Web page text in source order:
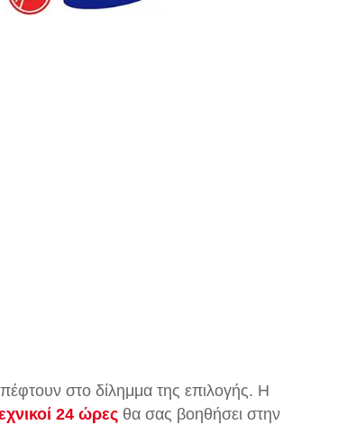
στο δίλημμα της επιλογής. Η
24 ώρες θα σας βοηθήσει στην